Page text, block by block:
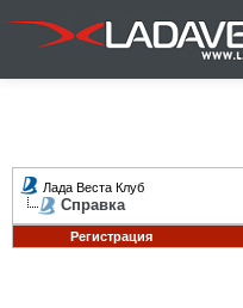
Лада Веста Клуб
Справка
Регистрация